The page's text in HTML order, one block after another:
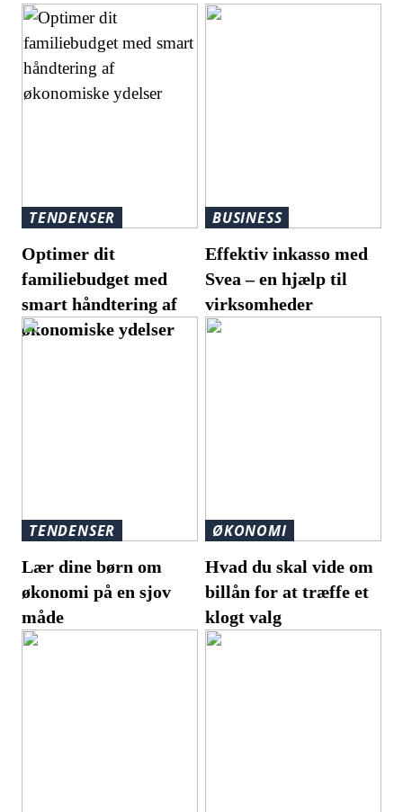
TENDENSER
Optimer dit
familiebudget med
smart håndtering af
økonomiske ydelser
BUSINESS
​Effektiv inkasso med
Svea – en hjælp til
virksomheder
TENDENSER
Lær dine børn om
økonomi på en sjov
måde
ØKONOMI
Hvad du skal vide om
billån for at træffe et
klogt valg